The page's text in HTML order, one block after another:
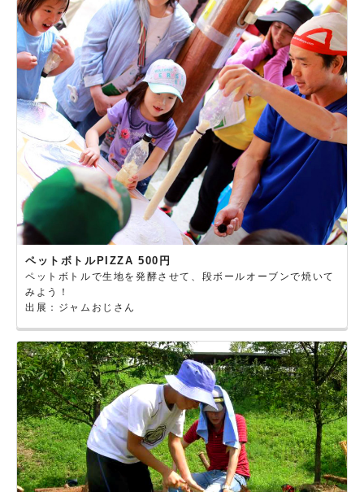
ペットボトルPIZZA 500円
ペットボトルで生地を発酵させて、段ボールオーブンで焼いて
みよう！
出展：ジャムおじさん